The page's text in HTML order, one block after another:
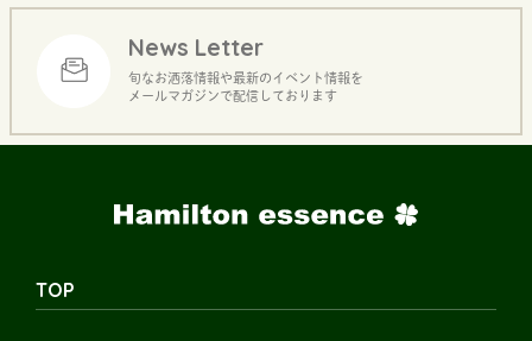
News Letter
旬なお洒落情報や最新のイベント情報を
メールマガジンで配信しております
TOP